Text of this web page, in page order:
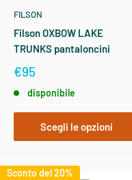
FILSON
Filson OXBOW LAKE
TRUNKS pantaloncini
€95
disponibile
Scegli le opzioni
Sconto del 20%